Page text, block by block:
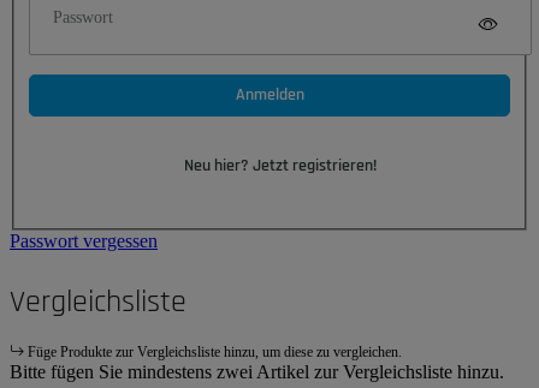
Passwort
Anmelden
Neu hier? Jetzt registrieren!
Passwort vergessen
Vergleichsliste
Füge Produkte zur Vergleichsliste hinzu, um diese zu vergleichen.
Bitte fügen Sie mindestens zwei Artikel zur Vergleichsliste hinzu.